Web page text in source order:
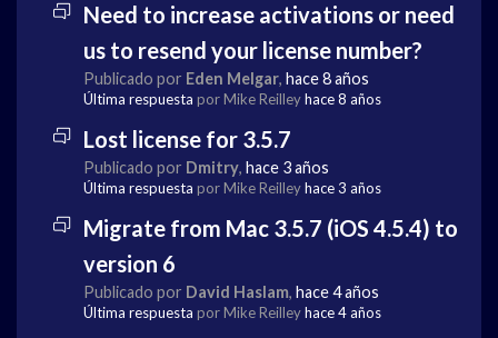
Need to increase activations or need
us to resend your license number?
Publicado por Eden Melgar, hace 8 años
Última respuesta por Mike Reilleyhace 8 años
Lost license for 3.5.7
Publicado por Dmitry, hace 3 años
Última respuesta por Mike Reilleyhace 3 años
Migrate from Mac 3.5.7 (iOS 4.5.4) to
version 6
Publicado por David Haslam, hace 4 años
Última respuesta por Mike Reilleyhace 4 años